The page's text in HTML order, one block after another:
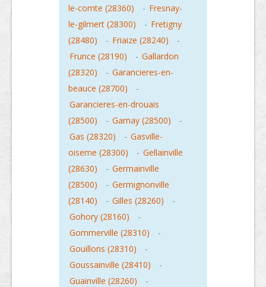
le-comte (28360)
- Fresnay-
le-gilmert (28300)
- Fretigny
(28480)
- Friaize (28240)
-
Frunce (28190)
- Gallardon
(28320)
- Garancieres-en-
beauce (28700)
-
Garancieres-en-drouais
(28500)
- Garnay (28500)
-
Gas (28320)
- Gasville-
oiseme (28300)
- Gellainville
(28630)
- Germainville
(28500)
- Germignonville
(28140)
- Gilles (28260)
-
Gohory (28160)
-
Gommerville (28310)
-
Gouillons (28310)
-
Goussainville (28410)
-
Guainville (28260)
-